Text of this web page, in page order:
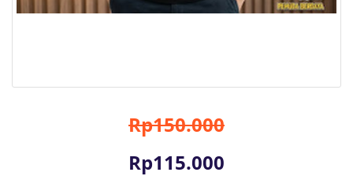
Rp150.000
Rp115.000